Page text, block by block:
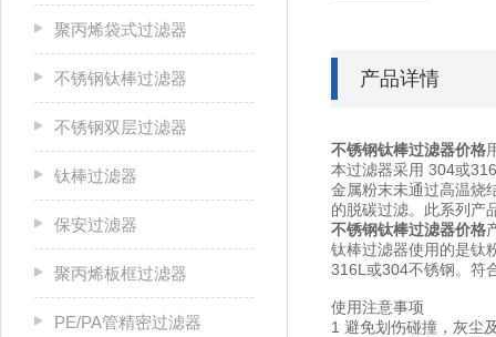
聚丙烯袋式过滤器
不锈钢钛棒过滤器
不锈钢双层过滤器
钛棒过滤器
保安过滤器
聚丙烯板框过滤器
PE/PA管精密过滤器
产品详情
不锈钢钛棒过滤器价格
本过滤器采用 304或
金属粉末未通过高温烧
的脱碳过滤。此系列产
不锈钢钛棒过滤器价格
钛棒过滤器使用的是钛
316L或304不锈钢。符
使用注意事项
1 避免划伤碰撞，灰尘